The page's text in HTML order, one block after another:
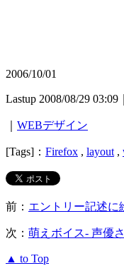
2006/10/01
Lastup 2008/08/29 03:09
WEBデザイン
[Tags]： Firefox , layout ,
前： エントリー記述に
次： 萌えボイス- 声優
▲ to Top